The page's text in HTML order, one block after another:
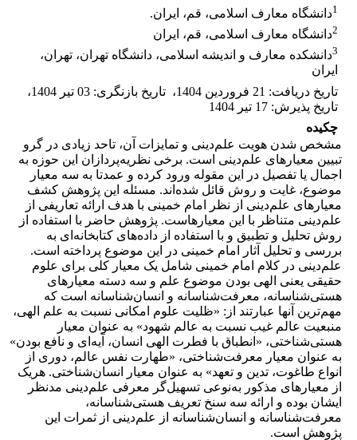
1دانشگاه معارف اسلامی، قم، ایران.
2دانشگاه معارف اسلامی، قم، ایران
3دانشکده معارف و اندیشه اسلامی، دانشگاه تهران، تهران،
ایران
تاریخ دریافت: 21 فروردین 1404 ، تاریخ بازنگری: 03 تیر 1404
،
تاریخ پذیرش: 17 تیر 1404
چکیده
مشخص شدن هویت علم‌دینی و تمایزات آن، تاحد زیادی در گرو
تبیین معیارهای علم‌دینی است. برخی نظریه‌پردازان این حوزه به
اجمال یا تفصیل در این مقوله ورود کرده‌ و عمدتا به سه معیار
موضوع، غایت و روش قائل شده‌اند. مسئله این پژوهش کشف
معیارهای علم‌دینی از نظر امام‌ خمینی با هدف ارائه تعاریفی از
علم‌دینی متناظر با این معیارهاست. پژوهش حاضر با استفاده از
روش تحلیل و تطبیق و با استفاده از داده‌های کتابخانه‌ای به
بررسی و تحلیل آثار امام‌ خمینی در این موضوع پرداخته است.
علم‌دینی در کلام امام خمینی شامل یک معیار کلی برای علوم
حقیقی یعنی الهی بودن موضوع علم و سه دسته معیارهای
هستی‌شناسانه، معرفت‌شناسانه و انسان‌شناسانه است که
مهم‌ترین آنها عبارتند از: «ظلیت علوم امکانی نسبت به علم الهی،
منبعیت عالم غیب نسبت به عالم شهود» به عنوان معیار
هستی‌شناختی، «انطباق با فطرت الهی انسان، آیه‌ای و نافع بودن»
به عنوان معیار معرفت‌شناختی، «طهارت نفس عالم، دوری از
انواع طاغوت، تدین و تعهد» به عنوان معیار انسان‌شناختی. هریک
از معیارهای مذکور به‌نوعی تسهیل‌گر معرفی علم‌دینی مدنظر
ایشان بوده و ارائه سه سنخ تعریف هستی‌شناسانه،
معرفت‌شناسانه و انسان‌شناسانه از علم‌دینی از ثمرات این
پژوهش است.